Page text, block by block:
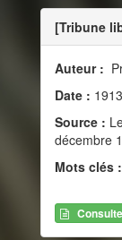
[Tribune
Auteur :
Date :
Source :
décembre
Mots clés :